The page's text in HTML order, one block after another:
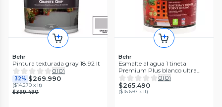
Behr
Pintura texturada gray 18.92 lt
0(0)
32% $269.990
($14.270 x lt)
$399.490
Behr
Esmalte al agua 1 tineta
Premium Plus blanco ultra
puro mate Behr
0(0)
$265.490
($16.697 x lt)